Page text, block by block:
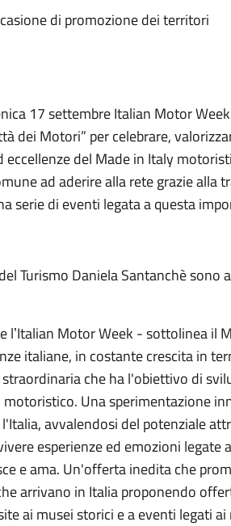
di promozione dei territori
17 settembre Italian Motor
dei Motori” per celebrare,
eccellenze del Made in Italy
ad aderire alla rete grazie alla
serie di eventi legata a questa
Turismo Daniela Santanchè sono
lʼItalian Motor Week - sottolinea il
italiane, in costante crescita in
che ha l'obiettivo di
Una sperimentazione
avvalendosi del potenziale
esperienze ed emozioni
e ama. Un'offerta inedita che
arrivano in Italia proponendo
ai musei storici e a eventi legati